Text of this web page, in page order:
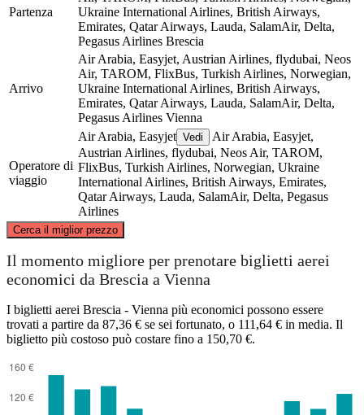
Partenza
Ukraine International Airlines, British Airways,
Emirates, Qatar Airways, Lauda, SalamAir, Delta,
Pegasus Airlines Brescia
Arrivo
Air Arabia, Easyjet, Austrian Airlines, flydubai, Neos
Air, TAROM, FlixBus, Turkish Airlines, Norwegian,
Ukraine International Airlines, British Airways,
Emirates, Qatar Airways, Lauda, SalamAir, Delta,
Pegasus Airlines Vienna
Operatore di
viaggio
Air Arabia, Easyjet Vedi
Air Arabia, Easyjet,
Austrian Airlines, flydubai, Neos Air, TAROM,
FlixBus, Turkish Airlines, Norwegian, Ukraine
International Airlines, British Airways, Emirates,
Qatar Airways, Lauda, SalamAir, Delta, Pegasus
Airlines
Cerca il miglior prezzo
Il momento migliore per prenotare biglietti aerei
economici da Brescia a Vienna
I biglietti aerei Brescia - Vienna più economici possono essere
trovati a partire da 87,36 € se sei fortunato, o 111,64 € in media. Il
biglietto più costoso può costare fino a 150,70 €.